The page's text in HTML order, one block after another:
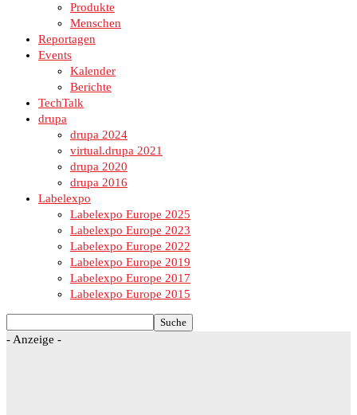
Produkte
Menschen
Reportagen
Events
Kalender
Berichte
TechTalk
drupa
drupa 2024
virtual.drupa 2021
drupa 2020
drupa 2016
Labelexpo
Labelexpo Europe 2025
Labelexpo Europe 2023
Labelexpo Europe 2022
Labelexpo Europe 2019
Labelexpo Europe 2017
Labelexpo Europe 2015
- Anzeige -